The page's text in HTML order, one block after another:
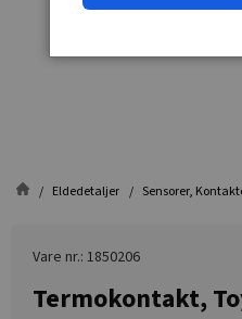
Eldedetaljer Sensorer,
Vare nr.: 1850206
Termokontakt,